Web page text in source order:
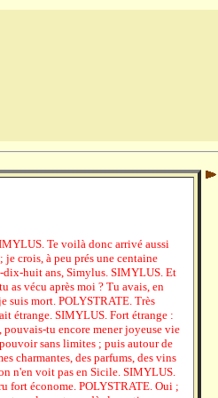
Te voilà donc arrivé aussi
crois, à peu prés une centaine
dix-huit ans, Simylus. SIMYLUS. Et
as vécu après moi ? Tu avais, en
suis mort. POLYSTRATE. Très
étrange. SIMYLUS. Fort étrange :
tu encore mener joyeuse vie
sans limites ; puis autour de
charmantes, des parfums, des vins
n'en voit pas en Sicile. SIMYLUS.
fort économe. POLYSTRATE. Oui ;